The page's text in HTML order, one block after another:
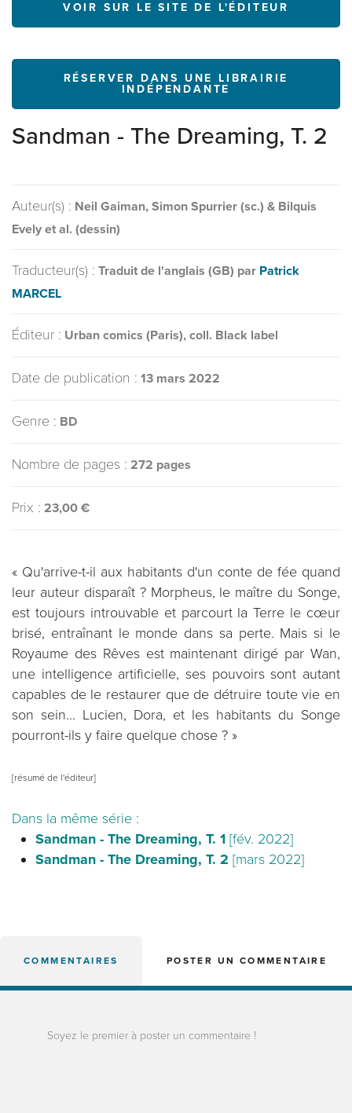
VOIR SUR LE SITE DE L'ÉDITEUR
RÉSERVER DANS UNE LIBRAIRIE
INDÉPENDANTE
Sandman - The Dreaming, T. 2
Auteur(s) : Neil Gaiman, Simon Spurrier (sc.) & Bilquis
Evely et al. (dessin)
Traducteur(s) : Traduit de l'anglais (GB) par Patrick
MARCEL
Éditeur : Urban comics (Paris), coll. Black label
Date de publication : 13 mars 2022
Genre : BD
Nombre de pages : 272 pages
Prix : 23,00 €
« Qu'arrive-t-il aux habitants d'un conte de fée quand
leur auteur disparaît ? Morpheus, le maître du Songe,
est toujours introuvable et parcourt la Terre le cœur
brisé, entraînant le monde dans sa perte. Mais si le
Royaume des Rêves est maintenant dirigé par Wan,
une intelligence artificielle, ses pouvoirs sont autant
capables de le restaurer que de détruire toute vie en
son sein... Lucien, Dora, et les habitants du Songe
pourront-ils y faire quelque chose ? »
[résumé de l'éditeur]
Dans la même série :
Sandman - The Dreaming, T. 1 [fév. 2022]
Sandman - The Dreaming, T. 2 [mars 2022]
COMMENTAIRES POSTER UN COMMENTAIRE
Soyez le premier à poster un commentaire !